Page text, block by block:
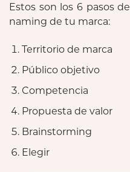
Estos son los 6 pasos
naming de tu marca:
Territorio de marca
Público objetivo
Competencia
Propuesta de valor
Brainstorming
Elegir